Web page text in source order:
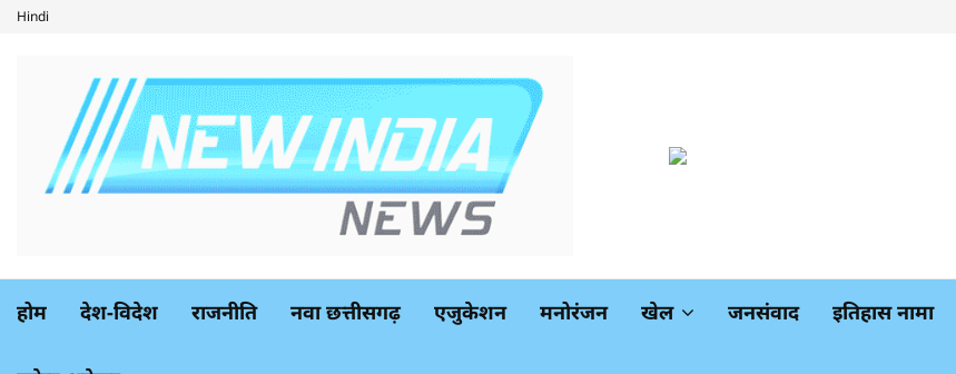
Hindi
होम देश-विदेश राजनीति नवा छत्तीसगढ़ एजुकेशन मनोरंजन खेल जनसंवाद इतिहास नामा